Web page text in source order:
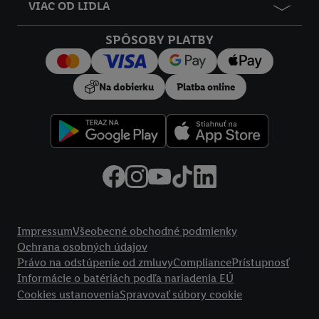
VIAC OD LIDLA
SPÔSOBY PLATBY
Na dobierku Platba online
ImpressumVšeobecné obchodné podmienky
Ochrana osobných údajov
Právo na odstúpenie od zmluvyCompliancePrístupnosť
Informácie o batériách podľa nariadenia EÚ
Cookies ustanoveniaSpravovať súbory cookie
údajov.
používanie potrebných technológií. Kliknutím na "
vyjadríte súhlas so spracúvaním na všetky vyššie uvedené účely.
Ďalšie informácie vrátane informácií o dobe uchovávania
údajov a Vašom práve kedykoľvek odvolať súhlas s účinnosťou
Imprint nájdete tu.